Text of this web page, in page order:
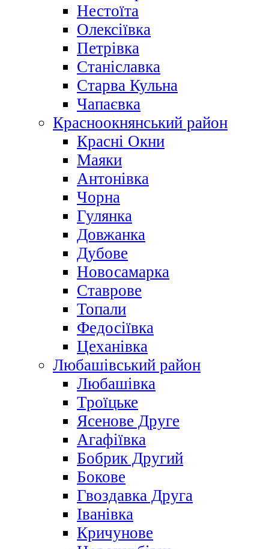
Нестоїта
Олексіївка
Петрівка
Станіславка
Старва Кульна
Чапаєвка
Красноокнянський район
Красні Окни
Маяки
Антонівка
Чорна
Гулянка
Довжанка
Дубове
Новосамарка
Ставрове
Топали
Федосіївка
Цеханівка
Любашівський район
Любашівка
Троїцьке
Ясенове Друге
Агафіївка
Бобрик Другий
Бокове
Гвоздавка Друга
Іванівка
Кричунове